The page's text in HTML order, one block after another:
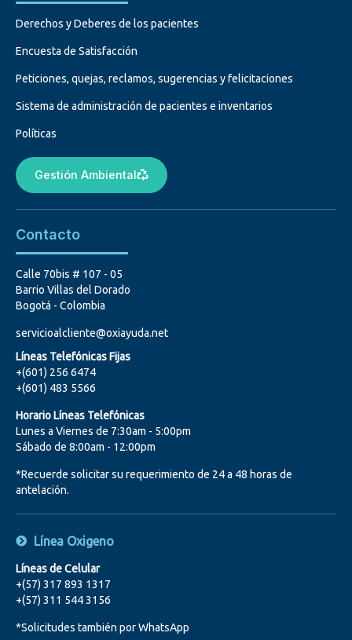
Derechos y Deberes de los pacientes
Encuesta de Satisfacción
Peticiones, quejas, reclamos, sugerencias y felicitaciones
Sistema de administración de pacientes e inventarios
Políticas
Gestión Ambiental
Contacto
Calle 70bis # 107 - 05
Barrio Villas del Dorado
Bogotá - Colombia
servicioalcliente@oxiayuda.net
Líneas Telefónicas Fijas
+(601) 256 6474
+(601) 483 5566
Horario Líneas Telefónicas
Lunes a Viernes de 7:30am - 5:00pm
Sábado de 8:00am - 12:00pm
*Recuerde solicitar su requerimiento de 24 a 48 horas de
antelación.
Línea Oxigeno
Líneas de Celular
+(57) 317 893 1317
+(57) 311 544 3156
*Solicitudes también por WhatsApp